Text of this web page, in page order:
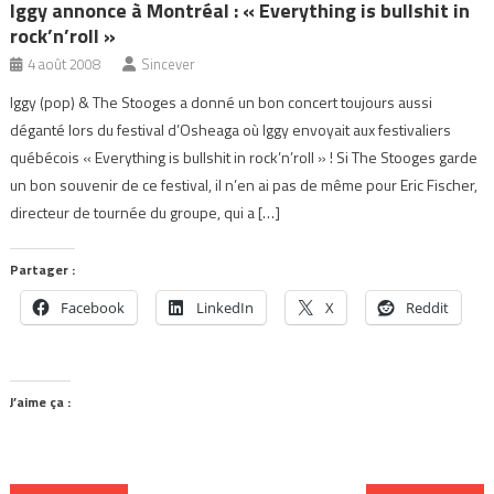
Iggy annonce à Montréal : « Everything is bullshit in
rock’n’roll »
4 août 2008 Sincever
Iggy (pop) & The Stooges a donné un bon concert toujours aussi
déganté lors du festival d’Osheaga où Iggy envoyait aux festivaliers
québécois « Everything is bullshit in rock’n’roll » ! Si The Stooges garde
un bon souvenir de ce festival, il n’en ai pas de même pour Eric Fischer,
directeur de tournée du groupe, qui a […]
Partager :
Facebook LinkedIn X Reddit
J’aime ça :